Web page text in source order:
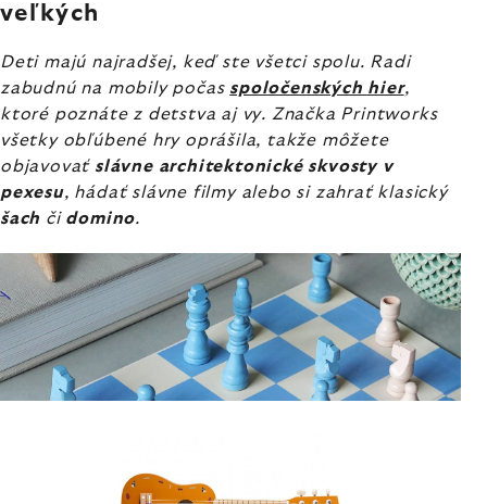
veľkých
Deti majú najradšej, keď ste všetci spolu. Radi
zabudnú na mobily počas spoločenských hier,
ktoré poznáte z detstva aj vy. Značka Printworks
všetky obľúbené hry oprášila, takže môžete
objavovať slávne architektonické skvosty v
pexesu, hádať slávne filmy alebo si zahrať klasický
šach či domino.